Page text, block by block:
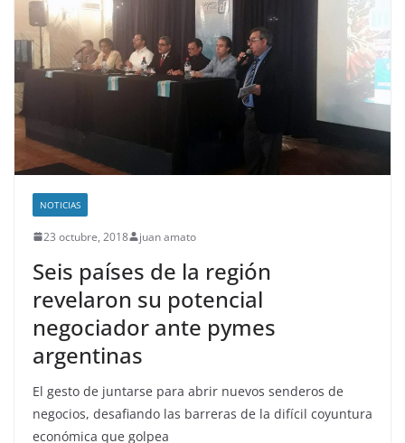
NOTICIAS
23 octubre, 2018 juan amato
Seis países de la región
revelaron su potencial
negociador ante pymes
argentinas
El gesto de juntarse para abrir nuevos senderos de
negocios, desafiando las barreras de la difícil coyuntura
económica que golpea